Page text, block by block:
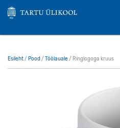
Esileht/ Pood / Töölauale / Ringlogoga kruus